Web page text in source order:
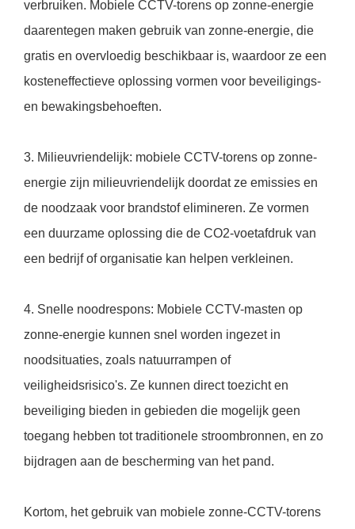
verbruiken. Mobiele CCTV-torens op zonne-energie
daarentegen maken gebruik van zonne-energie, die
gratis en overvloedig beschikbaar is, waardoor ze een
kosteneffectieve oplossing vormen voor beveiligings-
en bewakingsbehoeften.
3. Milieuvriendelijk: mobiele CCTV-torens op zonne-
energie zijn milieuvriendelijk doordat ze emissies en
de noodzaak voor brandstof elimineren. Ze vormen
een duurzame oplossing die de CO2-voetafdruk van
een bedrijf of organisatie kan helpen verkleinen.
4. Snelle noodrespons: Mobiele CCTV-masten op
zonne-energie kunnen snel worden ingezet in
noodsituaties, zoals natuurrampen of
veiligheidsrisico's. Ze kunnen direct toezicht en
beveiliging bieden in gebieden die mogelijk geen
toegang hebben tot traditionele stroombronnen, en zo
bijdragen aan de bescherming van het pand.
Kortom, het gebruik van mobiele zonne-CCTV-torens